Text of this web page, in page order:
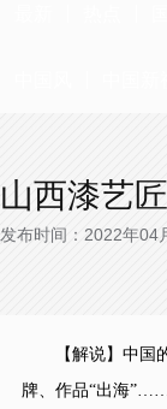
山西漆艺
发布时间：2022年
【解说】中国的
牌、作品“出海